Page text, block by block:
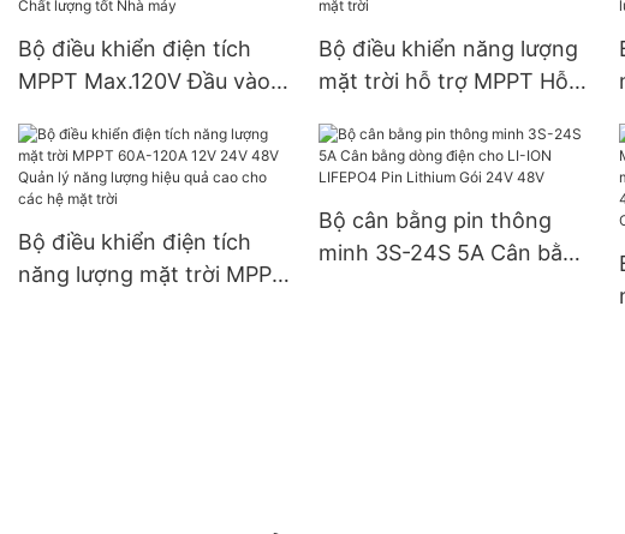
Bộ điều khiển điện tích
MPPT Max.120V Đầu vào
lượng tốt Nhà máy
Bộ điều khiển năng lượng
mặt trời hỗ trợ MPPT Hỗ
mặt trời
Bộ điều khiển điện tích
năng lượng mặt trời MPPT
Bộ cân bằng pin thông
minh 3S-24S 5A Cân bằng